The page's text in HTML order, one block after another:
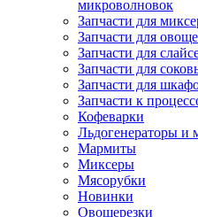
микроволновок
Запчасти для
Запчасти для
Запчасти для
Запчасти для
Запчасти для
Запчасти к
Кофеварки
Льдогенераторы и
Мармиты
Миксеры
Мясорубки
Новинки
Овощерезки